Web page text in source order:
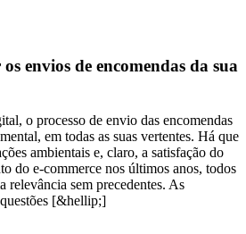
envios de encomendas da sua
o processo de envio das encomendas
em todas as suas vertentes. Há que
ambientais e, claro, a satisfação do
do e-commerce nos últimos anos, todos
relevância sem precedentes. As
[&hellip;]